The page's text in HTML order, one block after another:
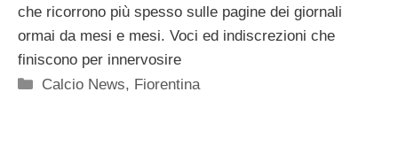
che ricorrono più spesso sulle pagine dei giornali
ormai da mesi e mesi. Voci ed indiscrezioni che
finiscono per innervosire
Categorie
Calcio News, Fiorentina